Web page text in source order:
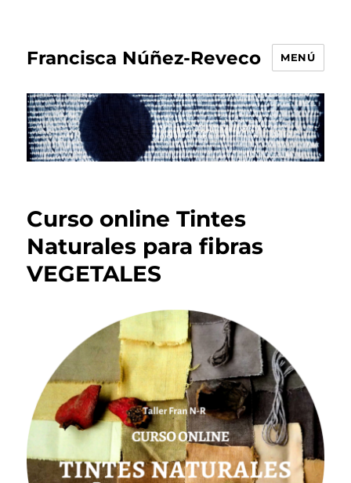
Francisca Núñez-Reveco MENÚ
Curso online Tintes
Naturales para fibras
VEGETALES